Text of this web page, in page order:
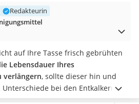
Redakteurin
auf Ihre Tasse frisch gebrühten
Lebensdauer Ihres
verlängern, sollte dieser hin und
bei den Entkalkern gibt
Kosten pro Anwendung. Die